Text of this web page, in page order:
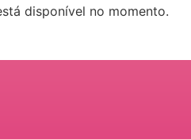
disponível no momento.